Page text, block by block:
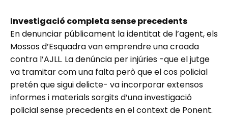
Investigació completa sense precedents
En denunciar públicament la identitat de l’agent, els
Mossos d’Esquadra van emprendre una croada
contra l’AJLL. La denúncia per injúries -que el jutge
va tramitar com una falta però que el cos policial
pretén que sigui delicte- va incorporar extensos
informes i materials sorgits d’una investigació
policial sense precedents en el context de Ponent.